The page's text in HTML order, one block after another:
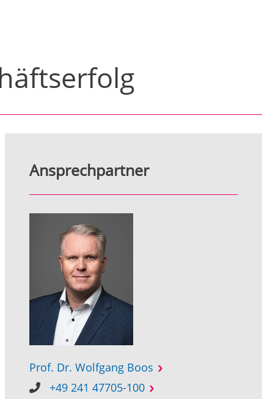
Ansprechpartner
Prof. Dr. Wolfgang Boos
+49 241 47705-100